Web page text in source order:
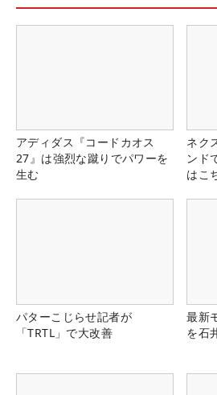
アディダス『コードカオス
27』は強烈な蹴りでパワーを
生む
ネク
ンド
はこ
パターこじらせ記者が
「TRTL」で大改善
最新
を石